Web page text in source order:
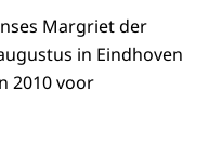
Margriet der
in Eindhoven
2010 voor